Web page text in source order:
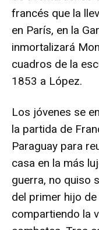
francés que la
en París, en la
inmortalizará
cuadros de la
1853 a López.
Los jóvenes se
la partida de
Paraguay para
casa en la más
guerra, no quiso
del primer hijo
compartiendo la